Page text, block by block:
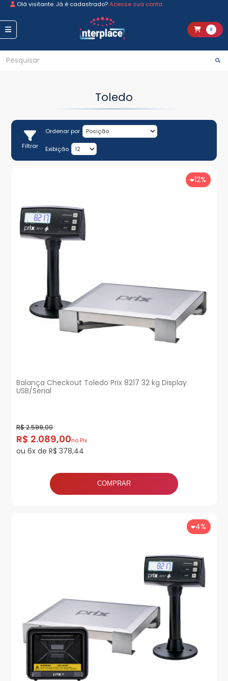
Olá visitante. Já é cadastrado?Acesse sua conta.
0
Toledo
Filtrar
Ordenar por
Exibição
Balança Checkout Toledo Prix 8217 32 kg Display
USB/Serial
12%
R$ 2.599,00
R$ 2.089,00no Pix
ou 6x de R$ 378,44
COMPRAR
4%